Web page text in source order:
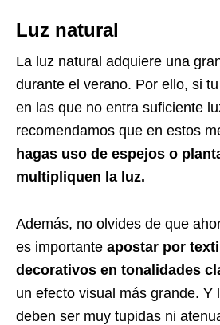
Luz natural
La luz natural adquiere una
durante el verano. Por ello, si
en las que no entra suficiente
recomendamos que en estos
hagas uso de espejos o
multipliquen la luz.
Además, no olvides de que
es importante apostar por
decorativos en tonalidades
un efecto visual más grande. Y
deben ser muy tupidas ni